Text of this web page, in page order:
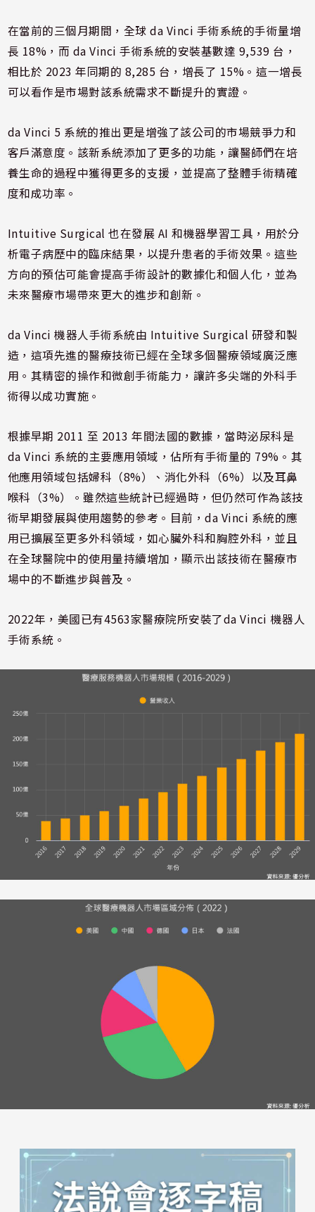
在當前的三個月期間，全球 da Vinci 手術系統的手術量增
長 18%，而 da Vinci 手術系統的安裝基數達 9,539 台，
相比於 2023 年同期的 8,285 台，增長了 15%。這一增長
可以看作是市場對該系統需求不斷提升的實證。
da Vinci 5 系統的推出更是增強了該公司的市場競爭力和
客戶滿意度。該新系統添加了更多的功能，讓醫師們在培
養生命的過程中獲得更多的支援，並提高了整體手術精確
度和成功率。
Intuitive Surgical 也在發展 AI 和機器學習工具，用於分
析電子病歷中的臨床結果，以提升患者的手術效果。這些
方向的預估可能會提高手術設計的數據化和個人化，並為
未來醫療市場帶來更大的進步和創新。
da Vinci 機器人手術系統由 Intuitive Surgical 研發和製
造，這項先進的醫療技術已經在全球多個醫療領域廣泛應
用。其精密的操作和微創手術能力，讓許多尖端的外科手
術得以成功實施。
根據早期 2011 至 2013 年間法國的數據，當時泌尿科是
da Vinci 系統的主要應用領域，佔所有手術量的 79%。其
他應用領域包括婦科（8%）、消化外科（6%）以及耳鼻
喉科（3%）。雖然這些統計已經過時，但仍然可作為該技
術早期發展與使用趨勢的參考。目前，da Vinci 系統的應
用已擴展至更多外科領域，如心臟外科和胸腔外科，並且
在全球醫院中的使用量持續增加，顯示出該技術在醫療市
場中的不斷進步與普及。
2022年，美國已有4563家醫療院所安裝了da Vinci 機器人
手術系統。